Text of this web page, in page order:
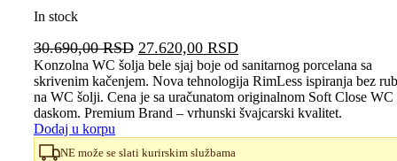
In stock
30.690,00RSD Originalna
cena
je
bila:
30.690,00 RSD.
27.620,00 RSDTrenutna
cena
je:
27.620,00 RSD.
Konzolna WC šolja bele sjaj boje od sanitarnog porcelana sa
skrivenim kačenjem. Nova tehnologija RimLess ispiranja bez
na WC šolji. Cena je sa uračunatom originalnom Soft Close WC
daskom. Premium Brand – vrhunski švajcarski kvalitet.
Dodaj u korpu
NE može se slati kurirskim službama